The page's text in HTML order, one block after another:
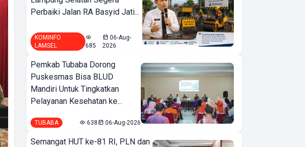
Perbaiki Jalan RA Basyid Jati...
KOMINFO
LAMSEL
685
06-Aug-
2026
Pemkab Tubaba Dorong
Puskesmas Bisa BLUD
Mandiri Untuk Tingkatkan
Pelayanan Kesehatan ke...
TUBABA 638 06-Aug-2026
Semangat HUT ke-81 RI, PLN dan